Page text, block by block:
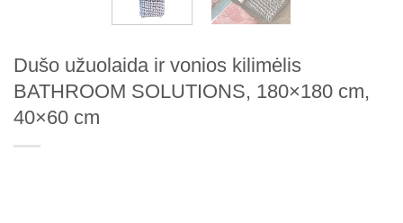
Dušo užuolaida ir vonios kilimėlis
BATHROOM SOLUTIONS, 180×180 cm,
40×60 cm